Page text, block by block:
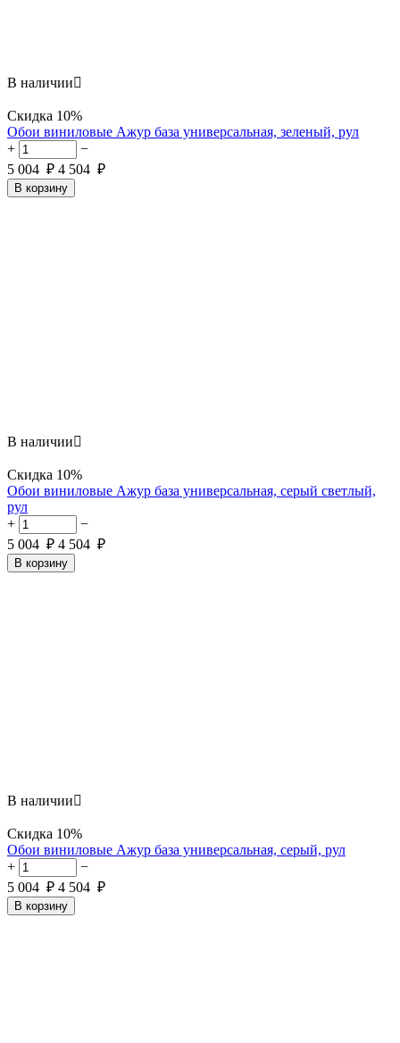
В наличии
Скидка 10%
Обои виниловые Ажур база универсальная, зеленый, рул
+
−
5 004 ₽ 4 504 ₽
В корзину
В наличии
Скидка 10%
Обои виниловые Ажур база универсальная, серый светлый,
рул
+
−
5 004 ₽ 4 504 ₽
В корзину
В наличии
Скидка 10%
Обои виниловые Ажур база универсальная, серый, рул
+
−
5 004 ₽ 4 504 ₽
В корзину